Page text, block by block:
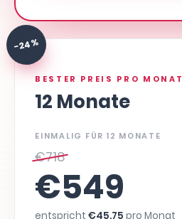
-24 %
BESTER PREIS PRO MONAT
12 Monate
EINMALIG FÜR 12 MONATE
€718
€549
entspricht €45,75 pro Monat